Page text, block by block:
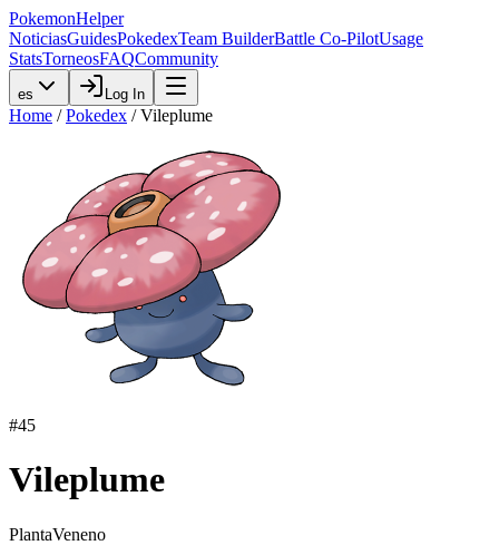
PokemonHelper
NoticiasGuidesPokedexTeam BuilderBattle Co-PilotUsage
StatsTorneosFAQCommunity
es Log In
Home / Pokedex / Vileplume
#45
Vileplume
PlantaVeneno